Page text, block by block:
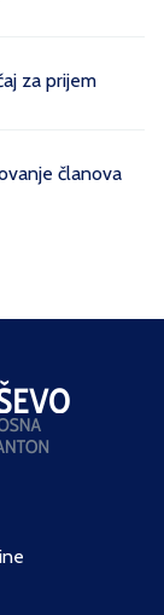
za prijem
članova